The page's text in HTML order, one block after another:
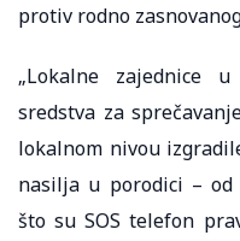
protiv rodno
„Lokalne zajednice
sredstva za
lokalnom nivou
nasilja u porodici –
što su SOS telefon